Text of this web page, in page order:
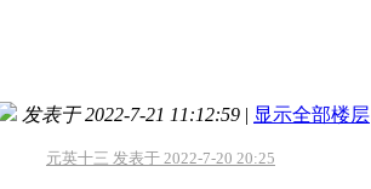
发表于 2022-7-21 11:12:59 | 显示全部楼层
元英十三 发表于 2022-7-20 20:25